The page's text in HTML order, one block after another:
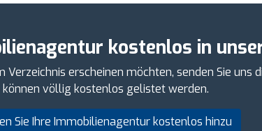
kostenlos in
erscheinen möchten, senden Sie uns
können völlig kostenlos gelistet werden.
Sie Ihre Immobilienagentur kostenlos hinzu